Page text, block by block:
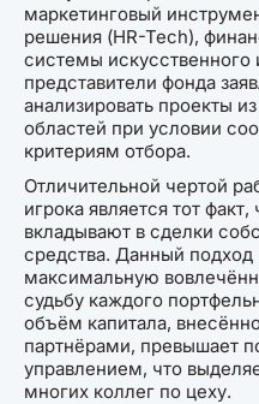
маркетинговый
решения (HR-Tech),
системы искусственного
представители фонда
анализировать проекты
областей при условии
критериям отбора.
Отличительной чертой
игрока является тот
вкладывают в сделки
средства. Данный подход
максимальную
судьбу каждого
объём капитала,
партнёрами, превышает
управлением, что
многих коллег по цеху.